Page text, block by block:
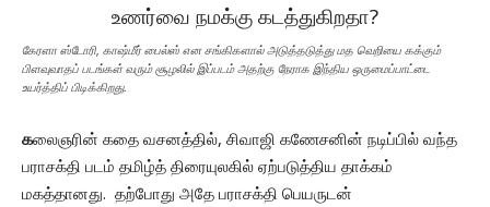
கேரளா ஸ்டோரி, காஷ்மீர் பைல்ஸ் என சங்கிகளால் அடுத்தடுத்து மத வெறியை கக்கும்
பிளவுவாதப் படங்கள் வரும் சூழலில் இப்படம் அதற்கு நேராக இந்திய ஒருமைப்பாட்டை
உயர்த்திப் பிடிக்கிறது.
கலைஞரின் கதை வசனத்தில், சிவாஜி கணேசனின் நடிப்பில் வந்த
பராசக்தி படம் தமிழ்த் திரையுலகில் ஏற்படுத்திய தாக்கம்
மகத்தானது. தற்போது அதே பராசக்தி பெயருடன்